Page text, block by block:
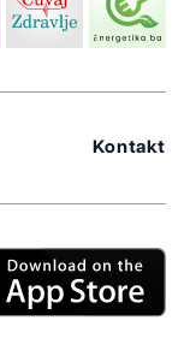
Kontakt